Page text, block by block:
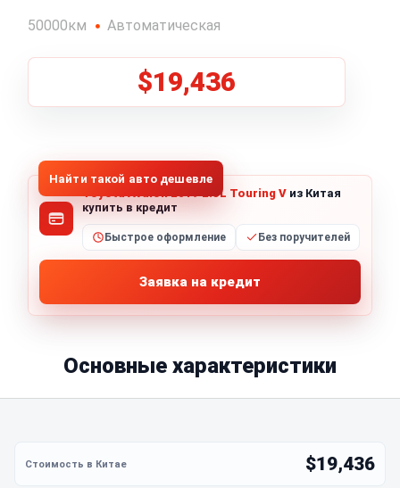
50000км Автоматическая
$19,436
Найти такой авто дешевле
Toyota Avalon 2019 2.5L Touring V из Китая
купить в кредит
Быстрое оформление Без поручителей
Заявка на кредит
Основные характеристики
$19,436